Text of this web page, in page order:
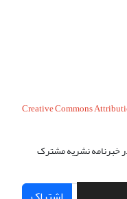
Creative Commons
خبرنامه نشریه مشترک